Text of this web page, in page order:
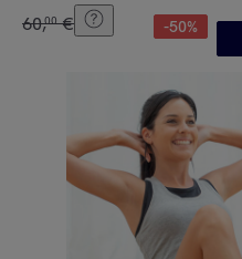
60,00 € -50%